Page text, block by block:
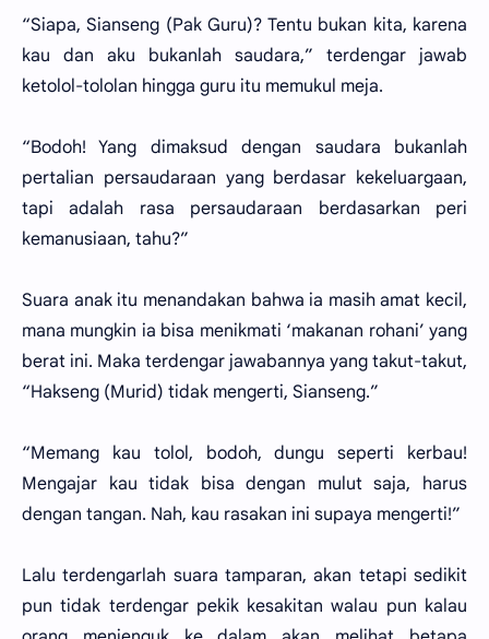
“Siapa, Sianseng (Pak Guru)? Tentu bukan kita, karena
kau dan aku bukanlah saudara,” terdengar jawab
ketolol-tololan hingga guru itu memukul meja.
“Bodoh! Yang dimaksud dengan saudara bukanlah
pertalian persaudaraan yang berdasar kekeluargaan,
tapi adalah rasa persaudaraan berdasarkan peri
kemanusiaan, tahu?”
Suara anak itu menandakan bahwa ia masih amat kecil,
mana mungkin ia bisa menikmati ‘makanan rohani’ yang
berat ini. Maka terdengar jawabannya yang takut-takut,
“Hakseng (Murid) tidak mengerti, Sianseng.”
“Memang kau tolol, bodoh, dungu seperti kerbau!
Mengajar kau tidak bisa dengan mulut saja, harus
dengan tangan. Nah, kau rasakan ini supaya mengerti!”
Lalu terdengarlah suara tamparan, akan tetapi sedikit
pun tidak terdengar pekik kesakitan walau pun kalau